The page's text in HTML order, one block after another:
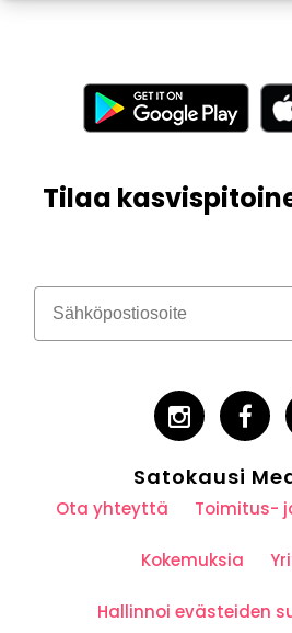
Tilaa
Satokausi
Ota yhteyttä Toimitus-
Kokemuksia
Hallinnoi evästeiden